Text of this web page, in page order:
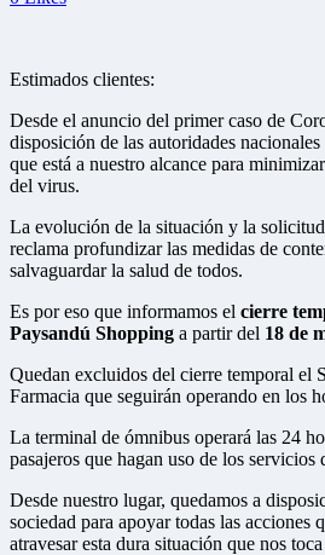
Estimados clientes:
Desde el anuncio del primer caso de
disposición de las autoridades
que está a nuestro alcance para
del virus.
La evolución de la situación y la
reclama profundizar las medidas de
salvaguardar la salud de todos.
Es por eso que informamos el cierre
Paysandú Shopping a partir del 18 de
Quedan excluidos del cierre temporal el
Farmacia que seguirán operando en los
La terminal de ómnibus operará las 24
pasajeros que hagan uso de los servicios
Desde nuestro lugar, quedamos a
sociedad para apoyar todas las acciones
atravesar esta dura situación que nos